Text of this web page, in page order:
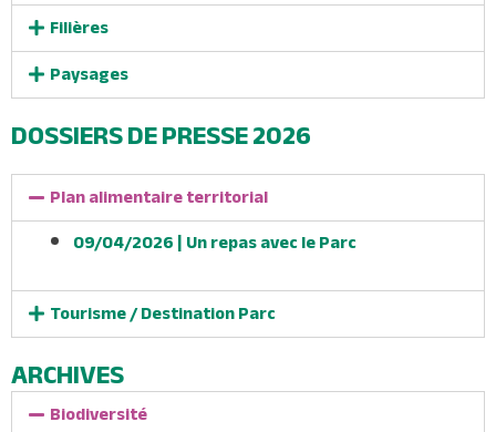
Filières
Paysages
DOSSIERS DE PRESSE 2026
Plan alimentaire territorial
09/04/2026 | Un repas avec le Parc
Tourisme / Destination Parc
ARCHIVES
Biodiversité